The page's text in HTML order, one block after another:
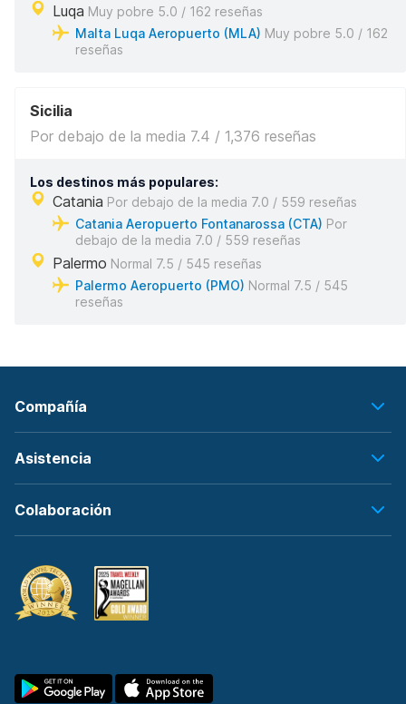
Luqa Muy pobre 5.0 / 162 reseñas
Malta Luqa Aeropuerto (MLA) Muy pobre 5.0 / 162
reseñas
Sicilia
Por debajo de la media 7.4 / 1,376 reseñas
Los destinos más populares:
Catania Por debajo de la media 7.0 / 559 reseñas
Catania Aeropuerto Fontanarossa (CTA) Por
debajo de la media 7.0 / 559 reseñas
Palermo Normal 7.5 / 545 reseñas
Palermo Aeropuerto (PMO) Normal 7.5 / 545
reseñas
Compañía
Asistencia
Colaboración